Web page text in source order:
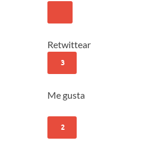
Retwittear
3
Me gusta
2